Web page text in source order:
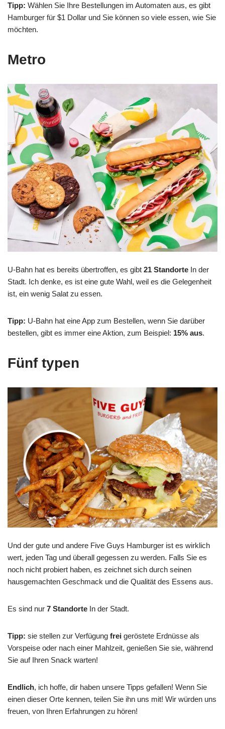
Tipp: Wählen Sie Ihre Bestellungen im Automaten aus, es gibt
Hamburger für $1 Dollar und Sie können so viele essen, wie Sie
möchten.
Metro
U-Bahn hat es bereits übertroffen, es gibt 21 Standorte In der
Stadt. Ich denke, es ist eine gute Wahl, weil es die Gelegenheit
ist, ein wenig Salat zu essen.
Tipp: U-Bahn hat eine App zum Bestellen, wenn Sie darüber
bestellen, gibt es immer eine Aktion, zum Beispiel: 15% aus.
Fünf typen
Und der gute und andere Five Guys Hamburger ist es wirklich
wert, jeden Tag und überall gegessen zu werden. Falls Sie es
noch nicht probiert haben, es zeichnet sich durch seinen
hausgemachten Geschmack und die Qualität des Essens aus.
Es sind nur 7 Standorte In der Stadt.
Tipp: sie stellen zur Verfügung frei geröstete Erdnüsse als
Vorspeise oder nach einer Mahlzeit, genießen Sie sie, während
Sie auf Ihren Snack warten!
Endlich, ich hoffe, dir haben unsere Tipps gefallen! Wenn Sie
einen dieser Orte kennen, teilen Sie ihn uns mit! Wir würden uns
freuen, von Ihren Erfahrungen zu hören!